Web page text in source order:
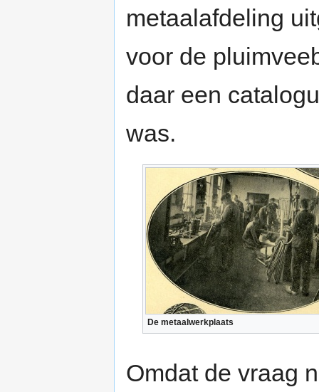
metaalafdeling
voor de
daar een
was.
De metaalwerkplaats
Omdat de vraag